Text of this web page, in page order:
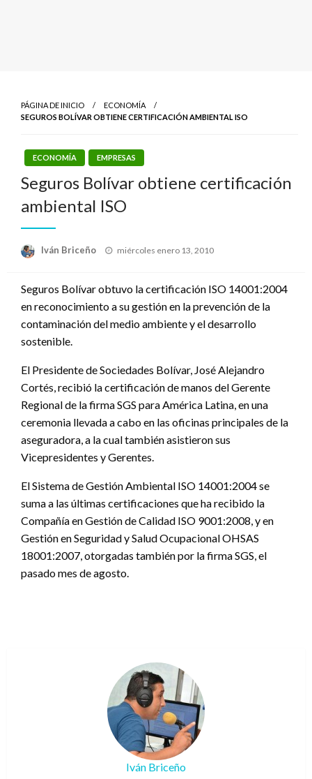
PÁGINA DE INICIO
ECONOMÍA
SEGUROS BOLÍVAR OBTIENE CERTIFICACIÓN AMBIENTAL ISO
ECONOMÍA EMPRESAS
Seguros Bolívar obtiene certificación
ambiental ISO
Iván Briceño
Publicado
miércoles enero 13, 2010
Seguros Bolívar obtuvo la certificación ISO 14001:2004
en reconocimiento a su gestión en la prevención de la
contaminación del medio ambiente y el desarrollo
sostenible.
El Presidente de Sociedades Bolívar, José Alejandro
Cortés, recibió la certificación de manos del Gerente
Regional de la firma SGS para América Latina, en una
ceremonia llevada a cabo en las oficinas principales de la
aseguradora, a la cual también asistieron sus
Vicepresidentes y Gerentes.
El Sistema de Gestión Ambiental ISO 14001:2004 se
suma a las últimas certificaciones que ha recibido la
Compañía en Gestión de Calidad ISO 9001:2008, y en
Gestión en Seguridad y Salud Ocupacional OHSAS
18001:2007, otorgadas también por la firma SGS, el
pasado mes de agosto.
Iván Briceño